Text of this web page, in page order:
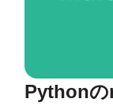
Pythonの